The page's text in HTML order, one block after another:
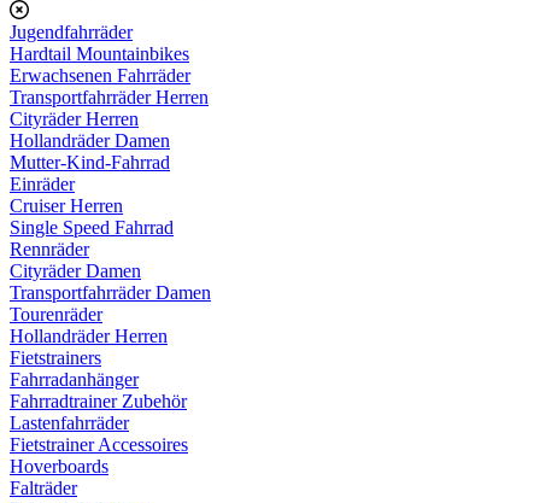
Jugendfahrräder
Hardtail Mountainbikes
Erwachsenen Fahrräder
Transportfahrräder Herren
Cityräder Herren
Hollandräder Damen
Mutter-Kind-Fahrrad
Einräder
Cruiser Herren
Single Speed Fahrrad
Rennräder
Cityräder Damen
Transportfahrräder Damen
Tourenräder
Hollandräder Herren
Fietstrainers
Fahrradanhänger
Fahrradtrainer Zubehör
Lastenfahrräder
Fietstrainer Accessoires
Hoverboards
Falträder